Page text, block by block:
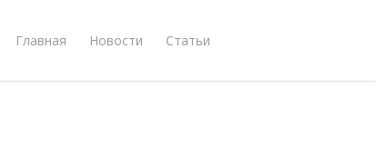
Главная Новости Статьи